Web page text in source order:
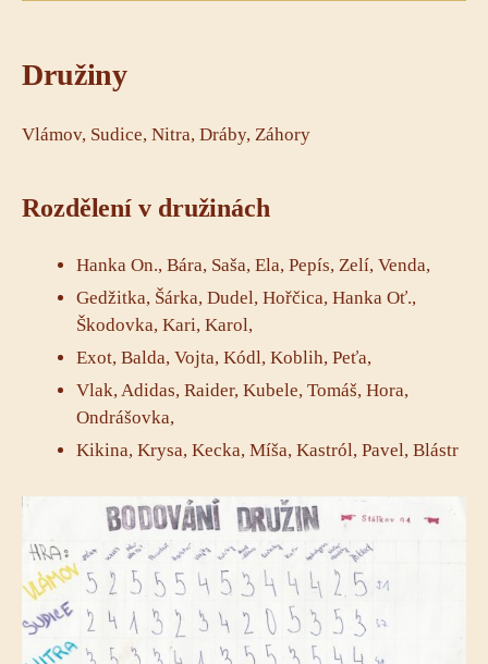
Družiny
Vlámov, Sudice, Nitra, Dráby, Záhory
Rozdělení v družinách
Hanka On., Bára, Saša, Ela, Pepís, Zelí, Venda,
Gedžitka, Šárka, Dudel, Hořčica, Hanka Oť.,
Škodovka, Kari, Karol,
Exot, Balda, Vojta, Kódl, Koblih, Peťa,
Vlak, Adidas, Raider, Kubele, Tomáš, Hora,
Ondrášovka,
Kikina, Krysa, Kecka, Míša, Kastról, Pavel, Blástr